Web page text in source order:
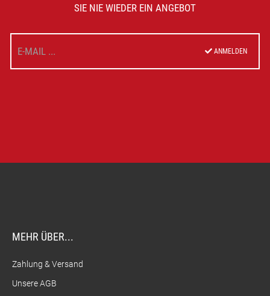
SIE NIE WIEDER EIN ANGEBOT
ANMELDEN
MEHR ÜBER...
Zahlung & Versand
Unsere AGB